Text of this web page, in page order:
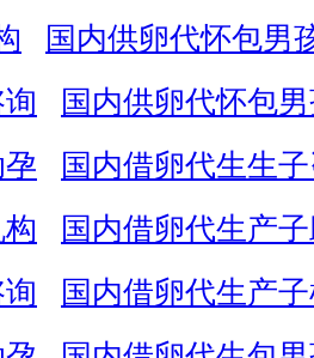
国内供卵代怀包男
国内供卵代怀包
国内借卵代生生
国内借卵代生产
国内借卵代生产